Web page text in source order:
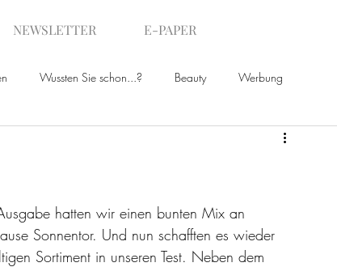
NEWSLETTER E-PAPER
Wussten Sie schon...? Beauty Werbung
hatten wir einen bunten Mix an
Sonnentor. Und nun schafften es wieder
Sortiment in unseren Test. Neben dem